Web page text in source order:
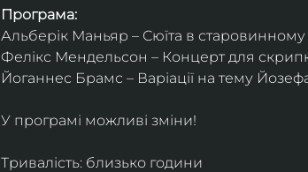
Програма:
Альберік Маньяр – Сюїта в старовинному
Фелікс Мендельсон – Концерт для
Йоганнес Брамс – Варіації на тему
У програмі можливі зміни!
Тривалість: близько години